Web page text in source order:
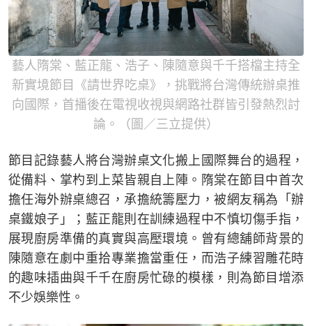
藝人隋棠、藍正龍、浩子、陳隨意與千千搭檔主持全
新實境節目《請世界吃桌》，挑戰將台灣傳統辦桌推
向國際，首播後在電視收視與網路社群皆引發熱烈討
論。（圖／三立提供）
節目記錄藝人將台灣辦桌文化搬上國際舞台的過程，
從備料、掌杓到上菜皆親自上陣。隋棠在節目中首次
擔任海外辦桌總召，承擔統籌壓力，被網友稱為「辦
桌鐵娘子」；藍正龍則在訓練過程中不慎切傷手指，
展現廚房準備的真實與高壓環境。曾有總舖師背景的
陳隨意在劇中重拾專業擔當重任，而浩子練習雕花時
的趣味插曲與千千在廚房忙碌的模樣，則為節目增添
不少娛樂性。